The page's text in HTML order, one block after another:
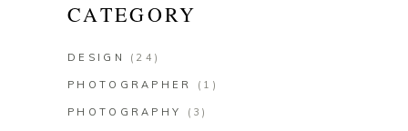
CATEGORY
DESIGN (24)
PHOTOGRAPHER (1)
PHOTOGRAPHY (3)